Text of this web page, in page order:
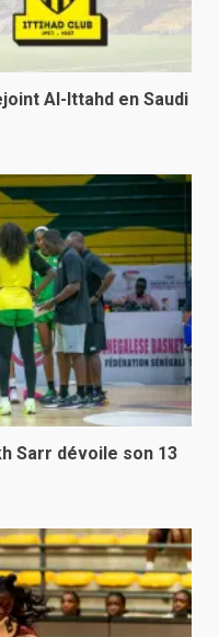
Al-Ittahd en Saudi
Sarr dévoile son 13